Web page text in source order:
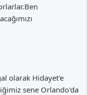
olarak Hidayet'e
sene Orlando'da